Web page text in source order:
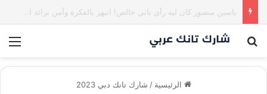
كم مليون سمعت خلال دقيقة واحدة؟ | شارك تانك العراق
بحث عن
الرئيسية / شارك تانك دبي 2023